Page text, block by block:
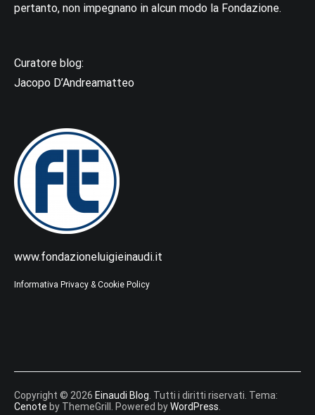
pertanto, non impegnano in alcun modo la Fondazione.
Curatore blog:
Jacopo D’Andreamatteo
www.fondazioneluigieinaudi.it
Informativa Privacy & Cookie Policy
Copyright © 2026 Einaudi Blog . Tutti i diritti riservati. Tema:
Cenote by ThemeGrill. Powered byWordPress